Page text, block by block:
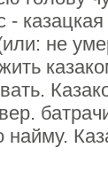
-
не
найму.